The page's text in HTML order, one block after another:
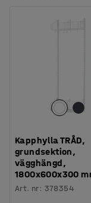
Kapphylla TRÅD,
grundsektion,
vägghängd,
1800x600x300
Art. nr: 378354